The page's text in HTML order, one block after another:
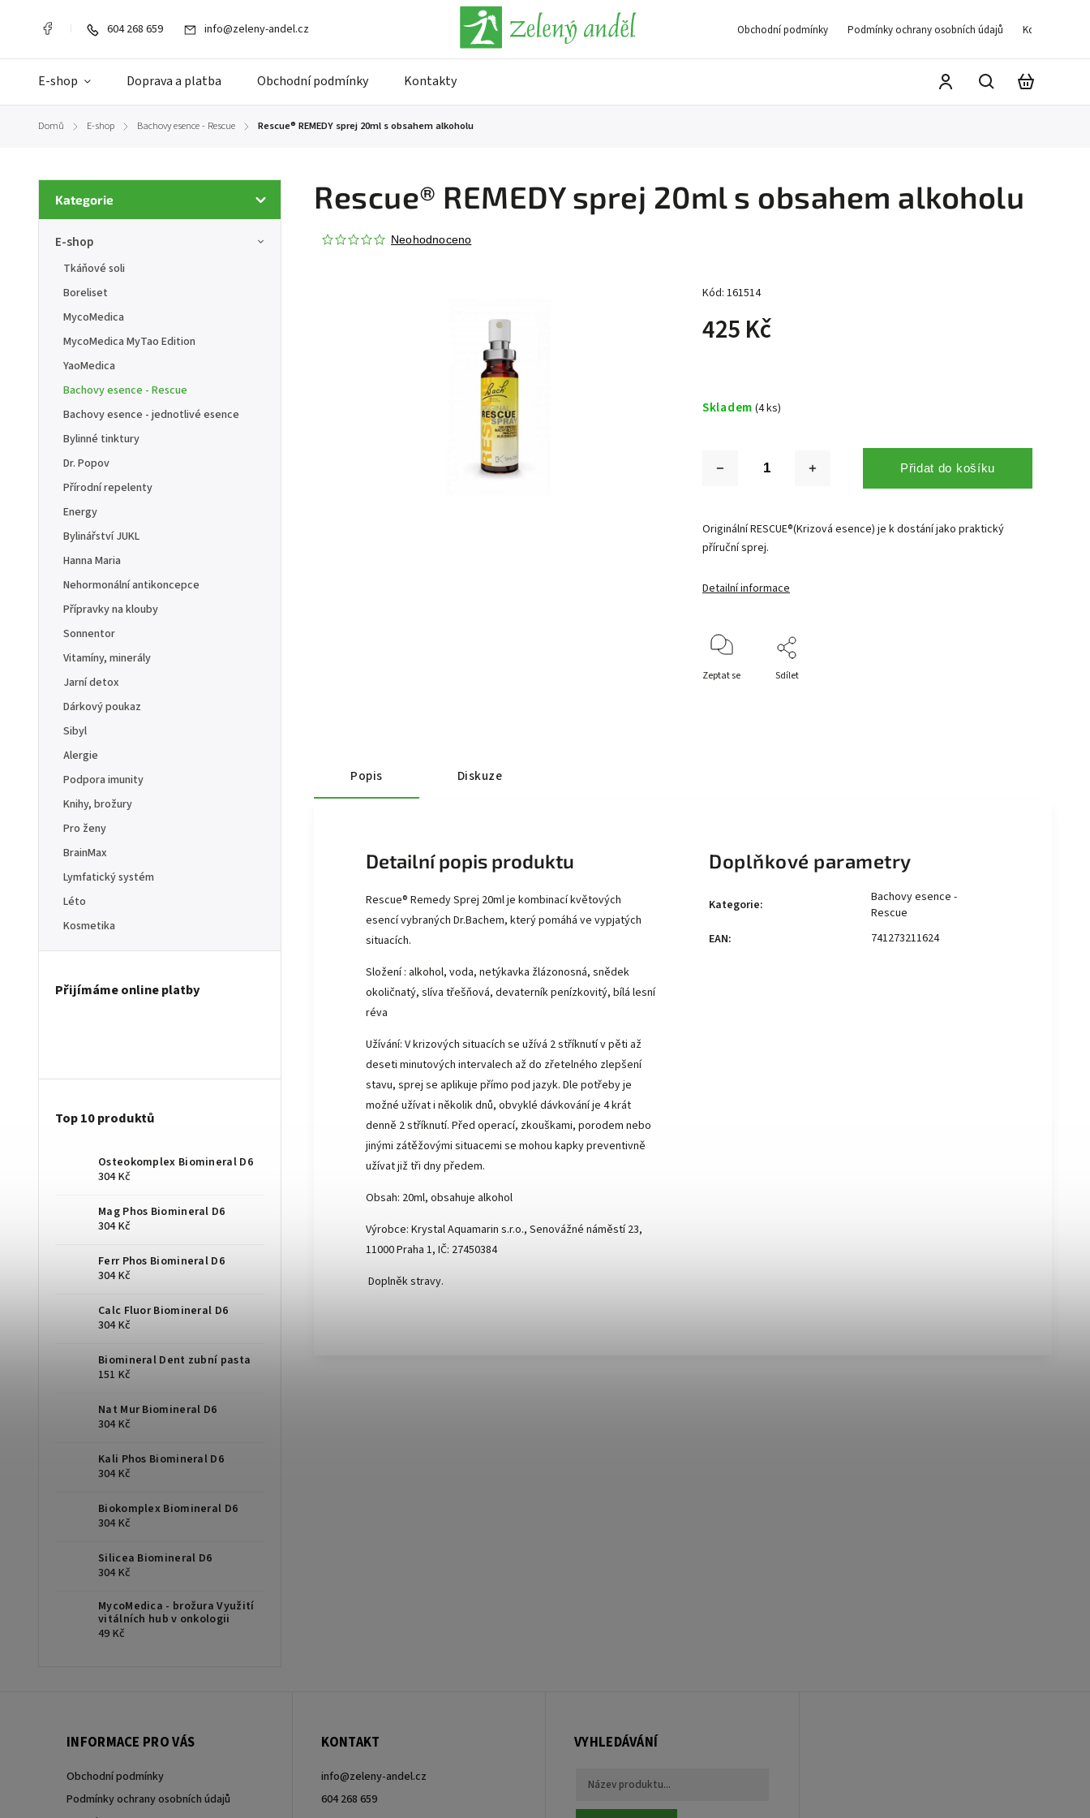
604 268 659 info@zeleny-andel.cz Obchodní podmínky Podmínky ochrany osobních údajů Kontakty
E-shop Doprava a platba Obchodní podmínky Kontakty
Domů / E-shop / Bachovy esence - Rescue / Rescue® REMEDY sprej 20ml s obsahem alkoholu
Kategorie
E-shop
Tkáňové soli
Boreliset
MycoMedica
MycoMedica MyTao Edition
YaoMedica
Bachovy esence - Rescue
Bachovy esence - jednotlivé esence
Bylinné tinktury
Dr. Popov
Přírodní repelenty
Energy
Bylinářství JUKL
Hanna Maria
Nehormonální antikoncepce
Přípravky na klouby
Sonnentor
Vitamíny, minerály
Jarní detox
Dárkový poukaz
Sibyl
Alergie
Podpora imunity
Knihy, brožury
Pro ženy
BrainMax
Lymfatický systém
Léto
Kosmetika
Přijímáme online platby
Top 10 produktů
Osteokomplex Biomineral D6
304 Kč
Mag Phos Biomineral D6
304 Kč
Ferr Phos Biomineral D6
304 Kč
Calc Fluor Biomineral D6
304 Kč
Biomineral Dent zubní pasta
151 Kč
Nat Mur Biomineral D6
304 Kč
Kali Phos Biomineral D6
304 Kč
Biokomplex Biomineral D6
304 Kč
Silicea Biomineral D6
304 Kč
MycoMedica - brožura Využití
vitálních hub v onkologii
49 Kč
Rescue® REMEDY sprej 20ml s obsahem alkoholu
Neohodnoceno
Kód: 161514
425 Kč
Skladem (4 ks)
Přidat do košíku
Originální RESCUE®(Krizová esence) je k dostání jako praktický
příruční sprej.
Detailní informace
Zeptat se Sdílet
Popis Diskuze
Detailní popis produktu
Rescue® Remedy Sprej 20ml je kombinací květových
esencí vybraných Dr.Bachem, který pomáhá ve vypjatých
situacích.
Složení : alkohol, voda, netýkavka žlázonosná, snědek
okoličnatý, slíva třešňová, devaterník penízkovitý, bílá lesní
réva
Užívání: V krizových situacích se užívá 2 stříknutí v pěti až
deseti minutových intervalech až do zřetelného zlepšení
stavu, sprej se aplikuje přímo pod jazyk. Dle potřeby je
možné užívat i několik dnů, obvyklé dávkování je 4 krát
denně 2 stříknutí. Před operací, zkouškami, porodem nebo
jinými zátěžovými situacemi se mohou kapky preventivně
užívat již tři dny předem.
Obsah: 20ml, obsahuje alkohol
Výrobce: Krystal Aquamarin s.r.o., Senovážné náměstí 23,
11000 Praha 1, IČ: 27450384
Doplněk stravy.
Doplňkové parametry
Kategorie:
Bachovy esence -
Rescue
EAN: 741273211624
INFORMACE PRO VÁS
Obchodní podmínky
Podmínky ochrany osobních údajů
KONTAKT
info@zeleny-andel.cz
604 268 659
VYHLEDÁVÁNÍ